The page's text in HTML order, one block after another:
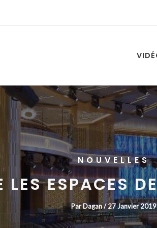
NOUVELLES
ESPACES
ParDagan/27 Janvier 2019